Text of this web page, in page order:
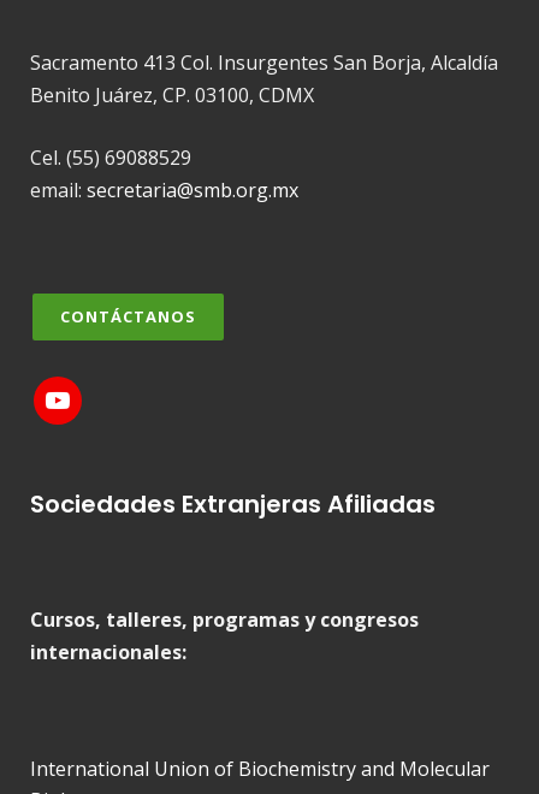
Sacramento 413 Col. Insurgentes San Borja, Alcaldía
Benito Juárez, CP. 03100, CDMX
Cel. (55) 69088529
email: secretaria@smb.org.mx
CONTÁCTANOS
Sociedades Extranjeras Afiliadas
Cursos, talleres, programas y congresos
internacionales:
International Union of Biochemistry and Molecular